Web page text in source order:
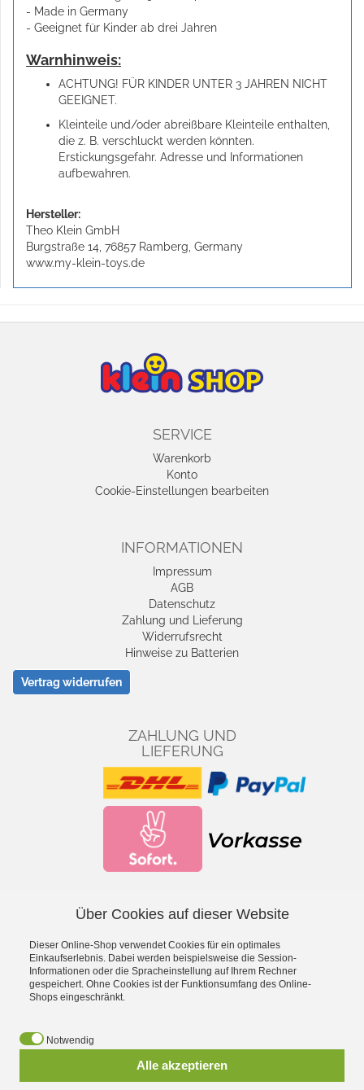
- Made in Germany
- Geeignet für Kinder ab drei Jahren
Warnhinweis:
ACHTUNG! FÜR KINDER UNTER 3 JAHREN NICHT
GEEIGNET.
Kleinteile und/oder abreißbare Kleinteile enthalten,
die z. B. verschluckt werden könnten.
Erstickungsgefahr. Adresse und Informationen
aufbewahren.
Hersteller:
Theo Klein GmbH
Burgstraße 14, 76857 Ramberg, Germany
www.my-klein-toys.de
SERVICE
Warenkorb
Konto
Cookie-Einstellungen bearbeiten
INFORMATIONEN
Impressum
AGB
Datenschutz
Zahlung und Lieferung
Widerrufsrecht
Hinweise zu Batterien
Vertrag widerrufen
ZAHLUNG UND
LIEFERUNG
*inkl. MwSt., zzgl.Versandkosten
- Entdecke die Theo Klein Spielzeug-Welt -
Bosch Car Service Spielzeug
Steps Magnetpuzzle·Electrolux Haushaltsspielzeug·Emmas
Kitchen Spielgeschirr· Fashion Passion Nähspielzeug
Fighter Henry Feuerwehrspielzeug·Hot Wheels·Klein goes Bio
Über Cookies auf dieser Website
Dieser Online-Shop verwendet Cookies für ein optimales
Einkaufserlebnis. Dabei werden beispielsweise die Session-
Informationen oder die Spracheinstellung auf Ihrem Rechner
gespeichert. Ohne Cookies ist der Funktionsumfang des Online-
Shops eingeschränkt.
Notwendig
Alle akzeptieren